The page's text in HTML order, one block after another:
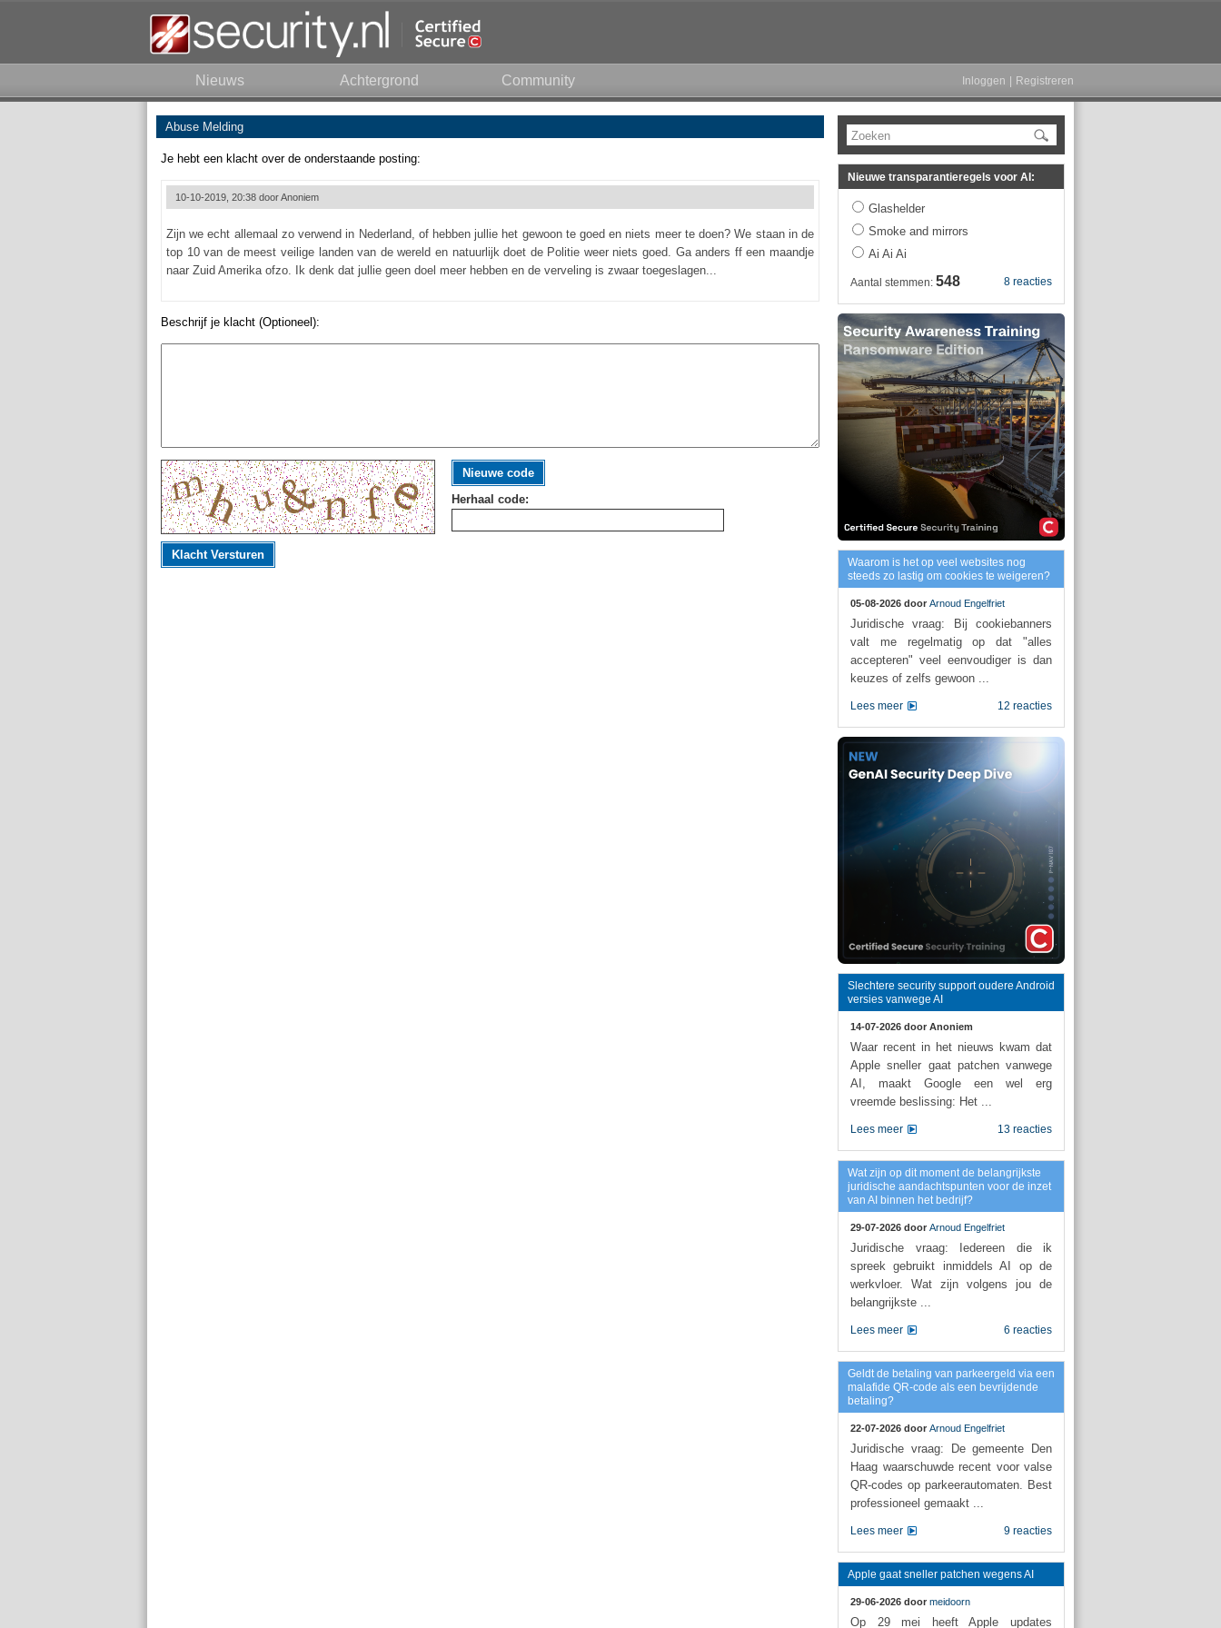
Nieuws Achtergrond Community Inloggen Registreren
Abuse Melding
Je hebt een klacht over de onderstaande posting:
10-10-2019, 20:38 doorAnoniem
Zijn we echt allemaal zo verwend in Nederland, of hebben jullie het gewoon te goed en niets meer te doen? We staan in de
top 10 van de meest veilige landen van de wereld en natuurlijk doet de Politie weer niets goed. Ga anders ff een maandje
naar Zuid Amerika ofzo. Ik denk dat jullie geen doel meer hebben en de verveling is zwaar toegeslagen...
Beschrijf je klacht (Optioneel):
Nieuwe code
Herhaal code:
Klacht Versturen
Zoeken
Nieuwe transparantieregels voor AI:
Glashelder
Smoke and mirrors
Ai Ai Ai
8 reacties
Aantal stemmen: 548
Waarom is het op veel websites nog
steeds zo lastig om cookies te weigeren?
05-08-2026 door Arnoud Engelfriet
Juridische vraag: Bij cookiebanners
valt me regelmatig op dat "alles
accepteren" veel eenvoudiger is dan
keuzes of zelfs gewoon ...
12 reacties
Lees meer
Slechtere security support oudere Android
versies vanwege AI
14-07-2026 door Anoniem
Waar recent in het nieuws kwam dat
Apple sneller gaat patchen vanwege
AI, maakt Google een wel erg
vreemde beslissing: Het ...
13 reacties
Lees meer
Wat zijn op dit moment de belangrijkste
juridische aandachtspunten voor de inzet
van AI binnen het bedrijf?
29-07-2026 door Arnoud Engelfriet
Juridische vraag: Iedereen die ik
spreek gebruikt inmiddels AI op de
werkvloer. Wat zijn volgens jou de
belangrijkste ...
6 reacties
Lees meer
Geldt de betaling van parkeergeld via een
malafide QR-code als een bevrijdende
betaling?
22-07-2026 door Arnoud Engelfriet
Juridische vraag: De gemeente Den
Haag waarschuwde recent voor valse
QR-codes op parkeerautomaten. Best
professioneel gemaakt ...
9 reacties
Lees meer
Apple gaat sneller patchen wegens AI
29-06-2026 door meidoorn
Op 29 mei heeft Apple updates